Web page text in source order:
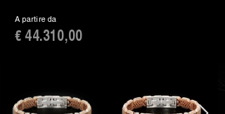
A partire da
€ 44.310,00